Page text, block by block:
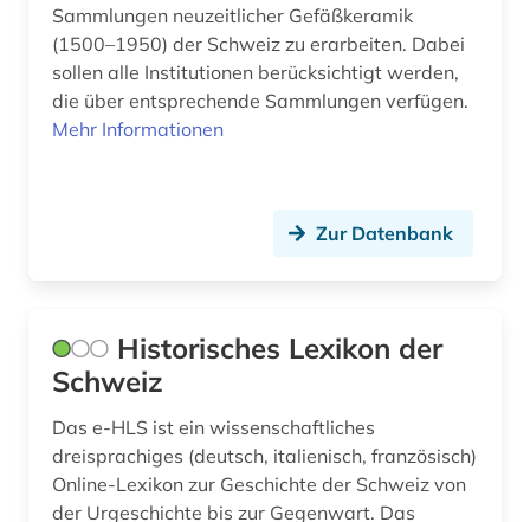
manager (1)
marktübersicht (1)
museumskunde (1)
musikbranche (1)
musiker (2)
Sammlungen neuzeitlicher Gefäßkeramik
(1500–1950) der Schweiz zu erarbeiten. Dabei
sollen alle Institutionen berücksichtigt werden,
die über entsprechende Sammlungen verfügen.
Mehr Informationen
Zur Datenbank
Historisches Lexikon der
Schweiz
Das e-HLS ist ein wissenschaftliches
dreisprachiges (deutsch, italienisch, französisch)
Online-Lexikon zur Geschichte der Schweiz von
der Urgeschichte bis zur Gegenwart. Das